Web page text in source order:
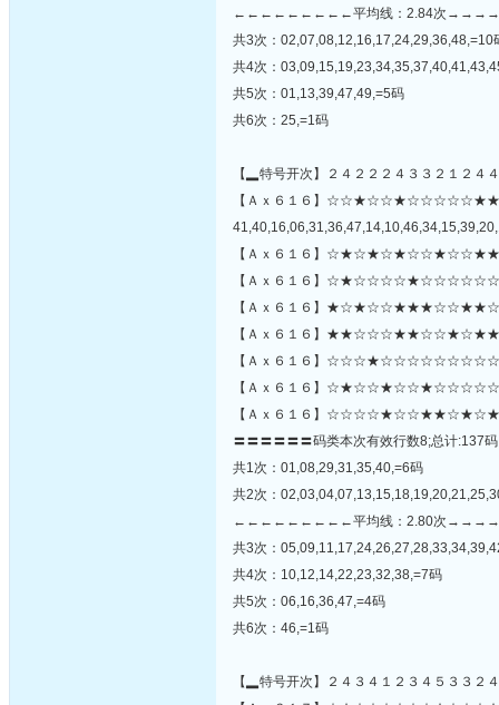
←←←←←←←←←平均线：2.84次
共3次：02,07,08,12,16,17,24,29,36,48,=10
共4次：
共5次：01,13,39,47,49,=5码
共6次：25,=1码
【▂特号开次】２４２２２４３３２１２４
【Ａｘ６１６】
【Ａｘ６１６】
【Ａｘ６１６】
【Ａｘ６１６】
【Ａｘ６１６】
【Ａｘ６１６】
【Ａｘ６１６】
【Ａｘ６１６】
〓〓〓〓〓〓码类本次有效行数8;总计:137
共1次：01,08,29,31,35,40,=6码
共2次：
←←←←←←←←←平均线：2.80次
共3次：
共4次：10,12,14,22,23,32,38,=7码
共5次：06,16,36,47,=4码
共6次：46,=1码
【▂特号开次】２４３４１２３４５３３２